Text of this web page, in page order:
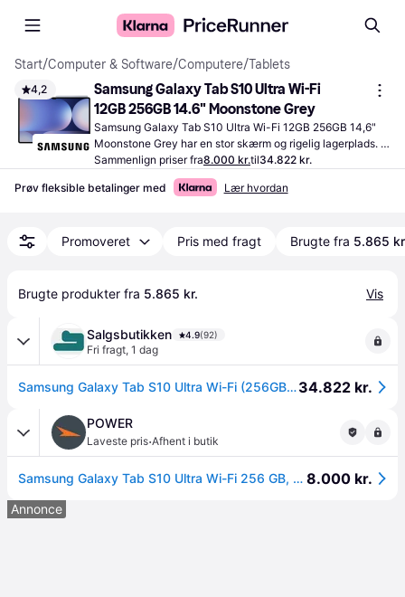
Start/Computer & Software/Computere/Tablets
4,2
Samsung Galaxy Tab S10 Ultra Wi-Fi
12GB 256GB 14.6" ‎Moonstone Grey
Samsung Galaxy Tab S10 Ultra Wi-Fi 12GB 256GB 14,6"
Moonstone Grey har en stor skærm og rigelig lagerplads.
Oplev en smidig ydeevne med dens effektive processor.
Sammenlign priser fra8.000 kr.til34.822 kr.
Prøv fleksible betalinger med Lær hvordan
Promoveret Pris med fragt Brugte fra 5.865
Brugte produkter fra 5.865 kr. Vis
Salgsbutikken 4.9(92)
Fri fragt, 1 dag
Samsung Galaxy Tab S10 Ultra Wi-Fi (256GB/Grey)34.822 kr.
POWER
Laveste pris·Afhent i butik
Samsung Galaxy Tab S10 Ultra Wi-Fi 256 GB, Moonstone Grey. 8.000 kr.
Annonce